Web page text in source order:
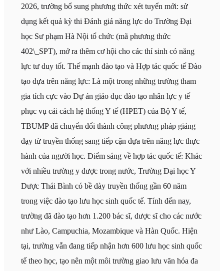
2026, trường bổ sung phương thức xét tuyển mới: sử
dụng kết quả kỳ thi Đánh giá năng lực do Trường Đại
học Sư phạm Hà Nội tổ chức (mã phương thức
402\_SPT), mở ra thêm cơ hội cho các thí sinh có năng
lực tư duy tốt. Thế mạnh đào tạo và Hợp tác quốc tế Đào
tạo dựa trên năng lực: Là một trong những trường tham
gia tích cực vào Dự án giáo dục đào tạo nhân lực y tế
phục vụ cải cách hệ thống Y tế (HPET) của Bộ Y tế,
TBUMP đã chuyển đổi thành công phương pháp giảng
dạy từ truyền thống sang tiếp cận dựa trên năng lực thực
hành của người học. Điểm sáng về hợp tác quốc tế: Khác
với nhiều trường y dược trong nước, Trường Đại học Y
Dược Thái Bình có bề dày truyền thống gần 60 năm
trong việc đào tạo lưu học sinh quốc tế. Tính đến nay,
trường đã đào tạo hơn 1.200 bác sĩ, dược sĩ cho các nước
như Lào, Campuchia, Mozambique và Hàn Quốc. Hiện
tại, trường vẫn đang tiếp nhận hơn 600 lưu học sinh quốc
tế theo học, tạo nên một môi trường giao lưu văn hóa đa